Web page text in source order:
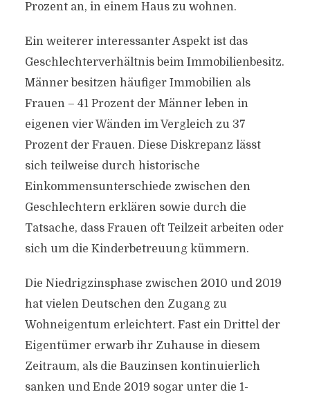
Prozent an, in einem Haus zu wohnen.
Ein weiterer interessanter Aspekt ist das
Geschlechterverhältnis beim Immobilienbesitz.
Männer besitzen häufiger Immobilien als
Frauen – 41 Prozent der Männer leben in
eigenen vier Wänden im Vergleich zu 37
Prozent der Frauen. Diese Diskrepanz lässt
sich teilweise durch historische
Einkommensunterschiede zwischen den
Geschlechtern erklären sowie durch die
Tatsache, dass Frauen oft Teilzeit arbeiten oder
sich um die Kinderbetreuung kümmern.
Die Niedrigzinsphase zwischen 2010 und 2019
hat vielen Deutschen den Zugang zu
Wohneigentum erleichtert. Fast ein Drittel der
Eigentümer erwarb ihr Zuhause in diesem
Zeitraum, als die Bauzinsen kontinuierlich
sanken und Ende 2019 sogar unter die 1-